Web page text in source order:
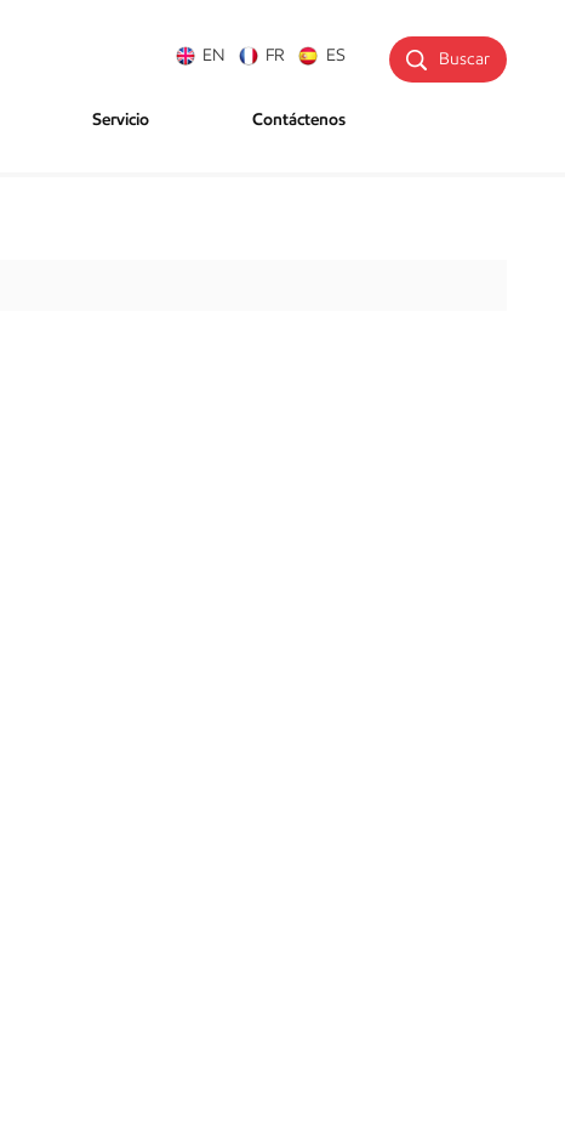
Buscar
EN FR ES
Servicio Contáctenos